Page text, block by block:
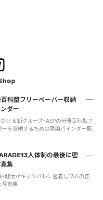
科型フリーペーパー収納
ダー
ける新グループ・ASPの分冊百科型フ
ーを収納するための専用バインダー販
人体制の最後に密
集
林健太がギャンパレに密着し13人の姿
写真集